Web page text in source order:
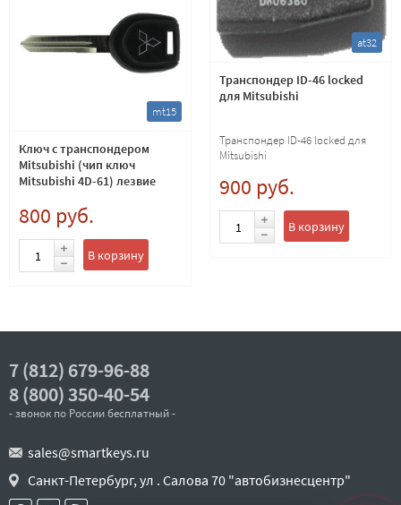
mt15
Ключ с транспондером
Mitsubishi (чип ключ
Mitsubishi 4D-61) лезвие
800 руб.
В корзину
at32
Транспондер ID-46 locked
для Mitsubishi
Транспондер ID-46 locked для
Mitsubishi
900 руб.
В корзину
7 (812) 679-96-88
8 (800) 350-40-54
- звонок по России бесплатный -
sales@smartkeys.ru
Санкт-Петербург, ул . Салова 70 "автобизнесцентр"